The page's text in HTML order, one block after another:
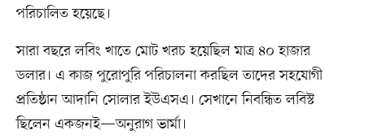
পরিচালিত হয়েছে।
সারা বছরে লবিং খাতে মোট খরচ হয়েছিল মাত্র ৪০ হাজার
ডলার। এ কাজ পুরোপুরি পরিচালনা করছিল তাদের সহযোগী
প্রতিষ্ঠান আদানি সোলার ইউএসএ। সেখানে নিবন্ধিত লবিস্ট
ছিলেন একজনই—অনুরাগ ভার্মা।